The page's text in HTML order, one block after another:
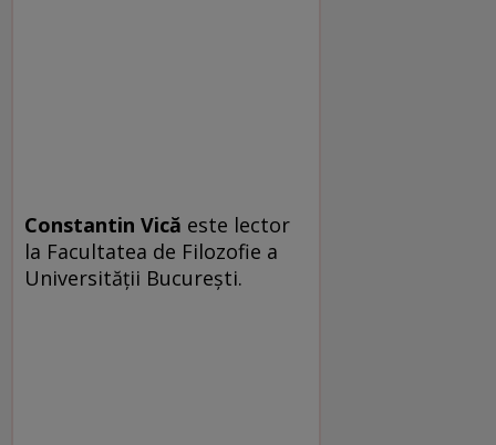
Constantin Vică este lector
la Facultatea de Filozofie a
Universității București.